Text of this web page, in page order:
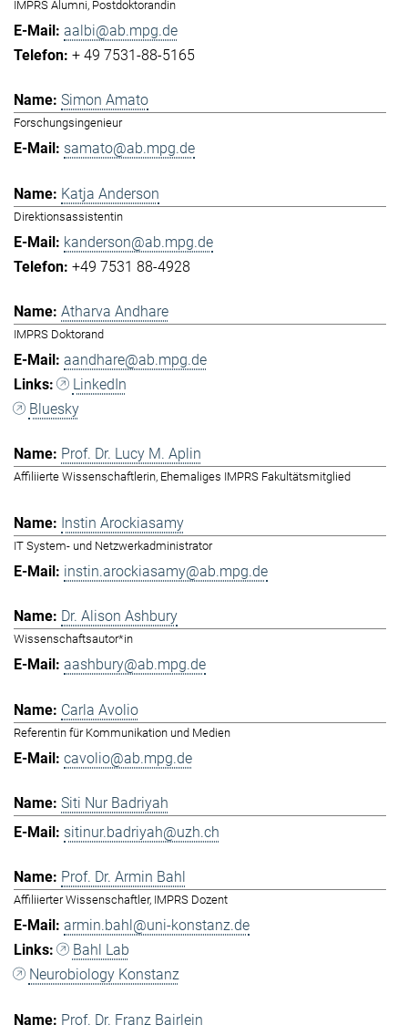
IMPRS Alumni, Postdoktorandin
aalbi@ab.mpg.de
+ 49 7531-88-5165
Simon Amato
Forschungsingenieur
samato@ab.mpg.de
Katja Anderson
Direktionsassistentin
kanderson@ab.mpg.de
+49 7531 88-4928
Atharva Andhare
IMPRS Doktorand
aandhare@ab.mpg.de
LinkedIn
Bluesky
Prof. Dr. Lucy M. Aplin
Affiliierte Wissenschaftlerin, Ehemaliges IMPRS Fakultätsmitglied
Instin Arockiasamy
IT System- und Netzwerkadministrator
instin.arockiasamy@ab.mpg.de
Dr. Alison Ashbury
Wissenschaftsautor*in
aashbury@ab.mpg.de
Carla Avolio
Referentin für Kommunikation und Medien
cavolio@ab.mpg.de
Siti Nur Badriyah
sitinur.badriyah@uzh.ch
Prof. Dr. Armin Bahl
Affiliierter Wissenschaftler, IMPRS Dozent
armin.bahl@uni-konstanz.de
Bahl Lab
Neurobiology Konstanz
Prof. Dr. Franz Bairlein